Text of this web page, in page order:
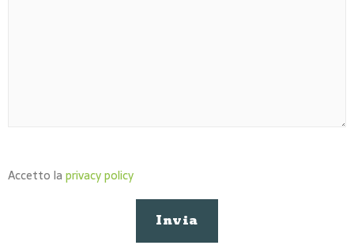
Accetto la privacy policy